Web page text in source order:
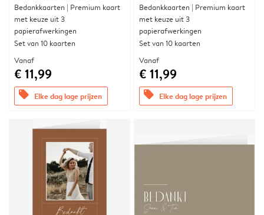
Bedankkaarten | Premium kaart
met keuze uit 3
papierafwerkingen
Set van 10 kaarten
Vanaf
€ 11,99
offers Elke dag lage prijzen
Bedankkaarten | Premium kaart
met keuze uit 3
papierafwerkingen
Set van 10 kaarten
Vanaf
€ 11,99
offers Elke dag lage prijzen